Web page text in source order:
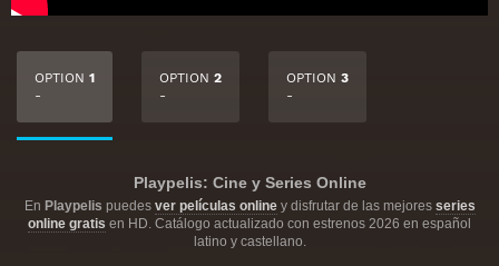
OPTION 1
-
OPTION 2
-
OPTION 3
-
Playpelis: Cine y Series Online
En Playpelis puedes ver películas onliney disfrutar de las mejores series
online gratis en HD. Catálogo actualizado con estrenos 2026 en español
latino y castellano.